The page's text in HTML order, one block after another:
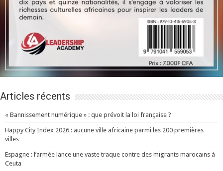
Articles récents
« Bannissement numérique » : que prévoit la loi française ?
Happy City Index 2026 : aucune ville africaine parmi les 200 premières
villes
Espagne : l’armée lance une vaste traque contre des migrants marocains à
Ceuta